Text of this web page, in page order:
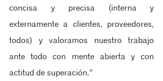
concisa y precisa (interna y
externamente a clientes, proveedores,
todos) y valoramos nuestro trabajo
ante todo con mente abierta y con
actitud de superación.”